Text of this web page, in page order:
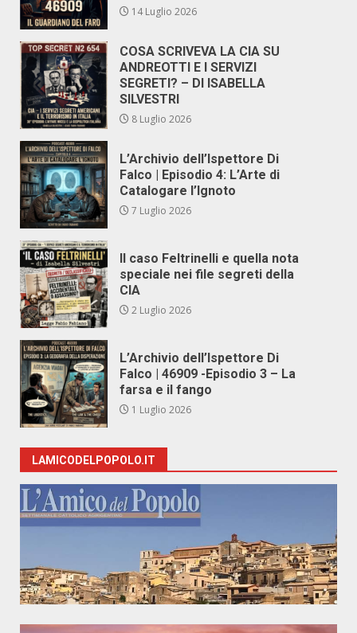
14 Luglio 2026
COSA SCRIVEVA LA CIA SU
ANDREOTTI E I SERVIZI
SEGRETI? – DI ISABELLA
SILVESTRI
8 Luglio 2026
L’Archivio dell’Ispettore Di
Falco | Episodio 4: L’Arte di
Catalogare l’Ignoto
7 Luglio 2026
Il caso Feltrinelli e quella nota
speciale nei file segreti della
CIA
2 Luglio 2026
L’Archivio dell’Ispettore Di
Falco | 46909 -Episodio 3 – La
farsa e il fango
1 Luglio 2026
LAMICODELPOPOLO.IT